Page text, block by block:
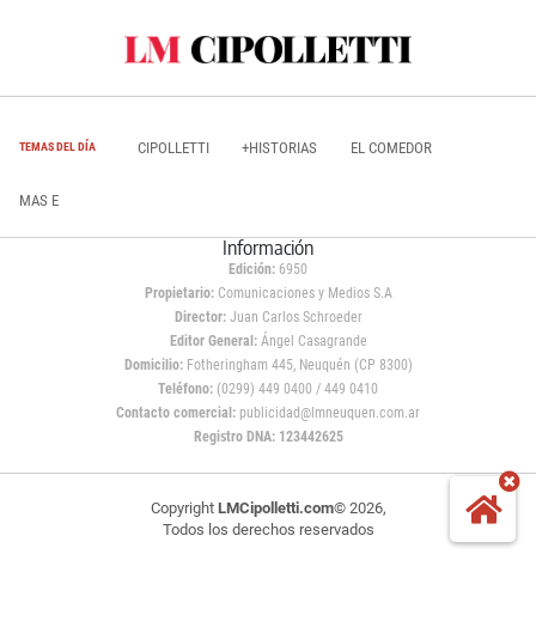
TEMAS DEL DÍA CIPOLLETTI +HISTORIAS EL COMEDOR
MAS E
Información
Edición: 6950
Propietario:Comunicaciones y Medios S.A
Director: Juan Carlos Schroeder
Editor General:Ángel Casagrande
Domicilio:Fotheringham 445, Neuquén (CP 8300)
Teléfono: (0299) 449 0400 / 449 0410
Contacto comercial: publicidad@lmneuquen.com.ar
Registro DNA: 123442625
Copyright LMCipolletti.com© 2026,
Todos los derechos reservados